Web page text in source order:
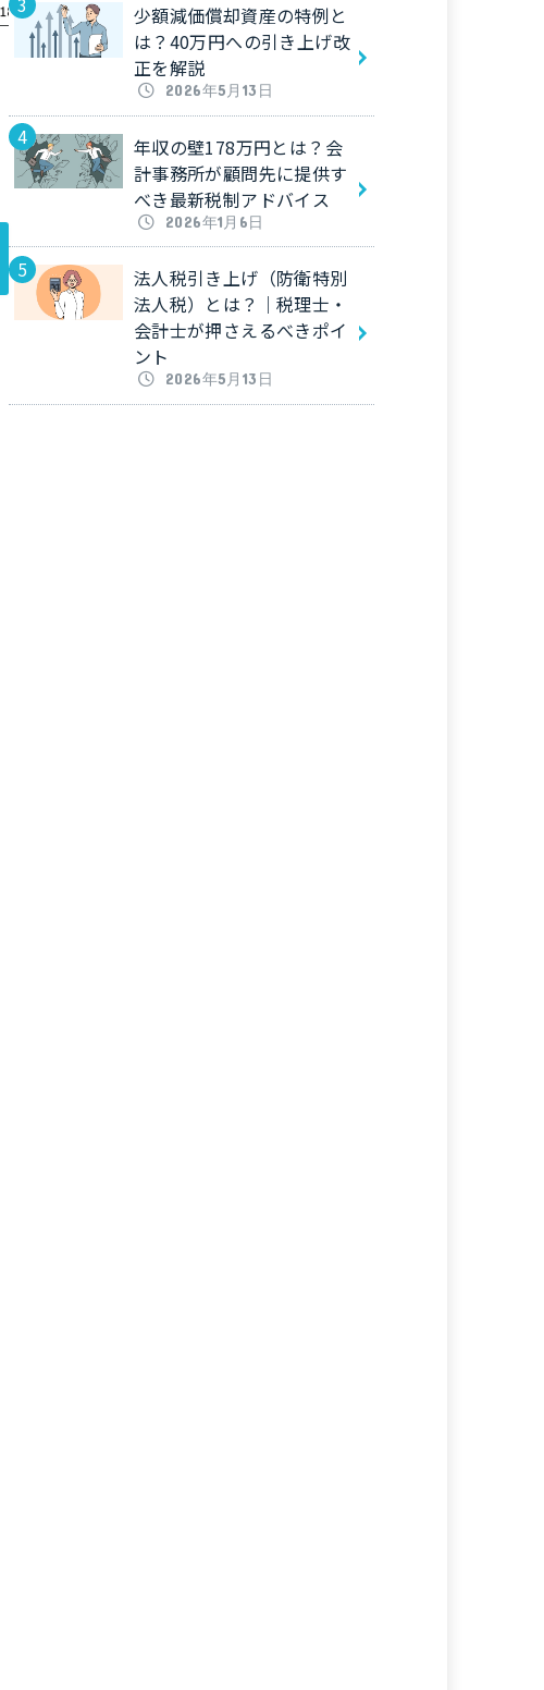
少額減価償却資産の特例と
は？40万円への引き上げ改
正を解説
2026年5月13日
年収の壁178万円とは？会
計事務所が顧問先に提供す
べき最新税制アドバイス
2026年1月6日
法人税引き上げ（防衛特別
法人税）とは？｜税理士・
会計士が押さえるべきポイ
ント
2026年5月13日